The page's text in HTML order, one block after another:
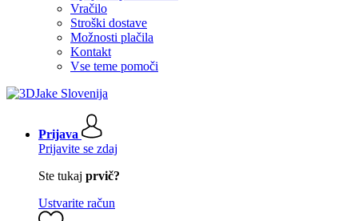
Vračilo
Stroški dostave
Možnosti plačila
Kontakt
Vse teme pomoči
Prijava
Prijavite se zdaj
Ste tukaj prvič?
Ustvarite račun